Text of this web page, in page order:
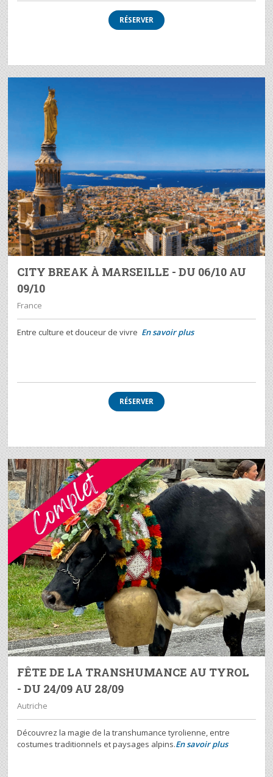
RÉSERVER
CITY BREAK À MARSEILLE - DU 06/10 AU
09/10
France
Entre culture et douceur de vivre En savoir plus
RÉSERVER
FÊTE DE LA TRANSHUMANCE AU TYROL
- DU 24/09 AU 28/09
Autriche
Découvrez la magie de la transhumance tyrolienne, entre
costumes traditionnels et paysages alpins.En savoir plus